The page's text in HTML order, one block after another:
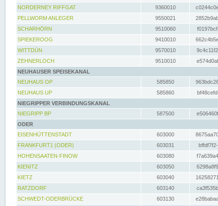
NORDERNEY RIFFGAT
9360010
PELLWORM ANLEGER
9550021
SCHARHÖRN
9510060
SPIEKEROOG
9410010
WITTDÜN
9570010
ZEHNERLOCH
9510010
NEUHAUSER SPEISEKANAL
NEUHAUS OP
585850
NEUHAUS UP
585860
NIEGRIPPER VERBINDUNGSKANAL
NIEGRIPP BP
587500
ODER
EISENHÜTTENSTADT
603000
FRANKFURT1 (ODER)
603031
HOHENSAATEN-FINOW
603080
KIENITZ
603050
KIETZ
603040
RATZDORF
603140
SCHWEDT-ODERBRÜCKE
603130